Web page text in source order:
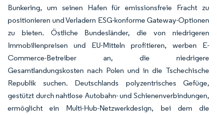
Bunkering, um seinen Hafen für emissionsfreie Fracht zu
positionieren und Verladern ESG-konforme Gateway-Optionen
zu bieten. Östliche Bundesländer, die von niedrigeren
Immobilienpreisen und EU-Mitteln profitieren, werben E-
Commerce-Betreiber an, die niedrigere
Gesamtlandungskosten nach Polen und in die Tschechische
Republik suchen. Deutschlands polyzentrisches Gefüge,
gestützt durch nahtlose Autobahn- und Schienenverbindungen,
ermöglicht ein Multi-Hub-Netzwerkdesign, bei dem die